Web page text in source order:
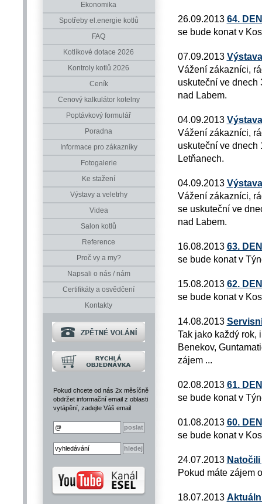
Ekonomika
Spotřeby el.energie kotlů
FAQ
Kotlíkové dotace 2026
Kontroly kotlů 2026
Ceník
Cenový kalkulátor kotelny
Poptávkový formulář
Poradna
Informace pro zákazníky
Fotogalerie
Ke stažení
Výstavy a veletrhy
Videa
Salon kotlů
Reference
Proč vy a my?
Napsali o nás / nám
Certifikáty a osvědčení
Kontakty
Pokud chcete od nás 2x měsíčně
obdržet informační email z oblasti
vytápění, zadejte Váš email
26.09.2013 64.
se bude konat v
07.09.2013
Vážení zákazníci,
uskuteční ve dnech
nad Labem.
04.09.2013
Vážení zákazníci,
uskuteční ve dnech
Letňanech.
04.09.2013
Vážení zákazníci,
se uskuteční ve
nad Labem.
16.08.2013 63.
se bude konat v
15.08.2013 62.
se bude konat v
14.08.2013
Tak jako každý rok,
Benekov,
zájem ...
02.08.2013 61.
se bude konat v
01.08.2013 60.
se bude konat v
24.07.2013
Pokud máte zájem
18.07.2013